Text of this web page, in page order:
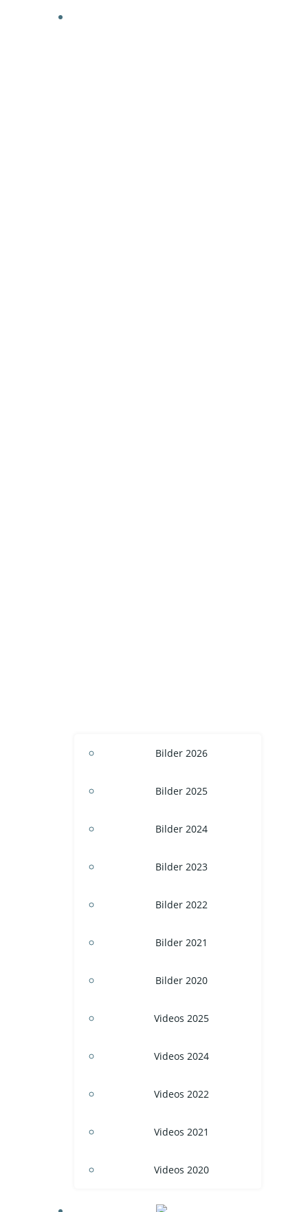
Bilder 2026
Bilder 2025
Bilder 2024
Bilder 2023
Bilder 2022
Bilder 2021
Bilder 2020
Videos 2025
Videos 2024
Videos 2022
Videos 2021
Videos 2020